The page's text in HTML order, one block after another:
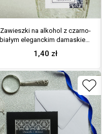
Zawieszki na alkohol z czarno-
białym eleganckim damaskiem
po prawej, przyklejanym
motywem tekstowym i
1,40 zł